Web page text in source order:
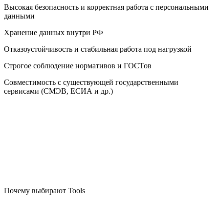
Высокая безопасность и корректная работа с персональными
данными
Хранение данных внутри РФ
Отказоустойчивость и стабильная работа под нагрузкой
Строгое соблюдение нормативов и ГОСТов
Совместимость с существующей государственными
сервисами (СМЭВ, ЕСИА и др.)
Почему выбирают Tools